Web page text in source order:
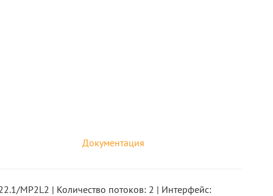
Документация
MP2L2 | Количество потоков: 2 | Интерфейс: